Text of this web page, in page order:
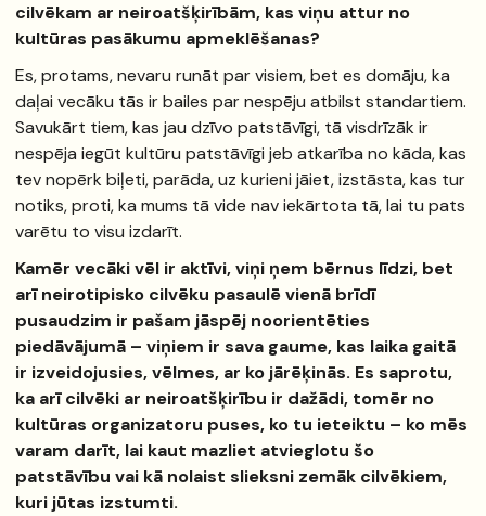
cilvēkam ar neiroatšķirībām, kas viņu attur no
kultūras pasākumu apmeklēšanas?
Es, protams, nevaru runāt par visiem, bet es domāju, ka
daļai vecāku tās ir bailes par nespēju atbilst standartiem.
Savukārt tiem, kas jau dzīvo patstāvīgi, tā visdrīzāk ir
nespēja iegūt kultūru patstāvīgi jeb atkarība no kāda, kas
tev nopērk biļeti, parāda, uz kurieni jāiet, izstāsta, kas tur
notiks, proti, ka mums tā vide nav iekārtota tā, lai tu pats
varētu to visu izdarīt.
Kamēr vecāki vēl ir aktīvi, viņi ņem bērnus līdzi, bet
arī neirotipisko cilvēku pasaulē vienā brīdī
pusaudzim ir pašam jāspēj noorientēties
piedāvājumā – viņiem ir sava gaume, kas laika gaitā
ir izveidojusies, vēlmes, ar ko jārēķinās. Es saprotu,
ka arī cilvēki ar neiroatšķirību ir dažādi, tomēr no
kultūras organizatoru puses, ko tu ieteiktu – ko mēs
varam darīt, lai kaut mazliet atvieglotu šo
patstāvību vai kā nolaist slieksni zemāk cilvēkiem,
kuri jūtas izstumti.